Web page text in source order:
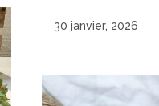
30 janvier, 2026